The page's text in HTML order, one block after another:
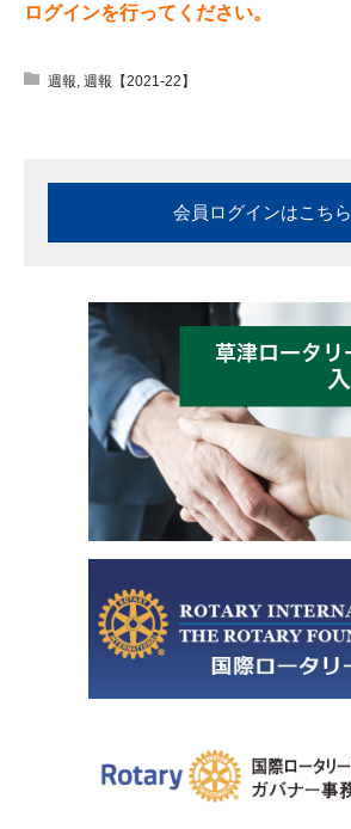
ログインを行ってください。
週報, 週報【2021-22】
会員ログインはこちら